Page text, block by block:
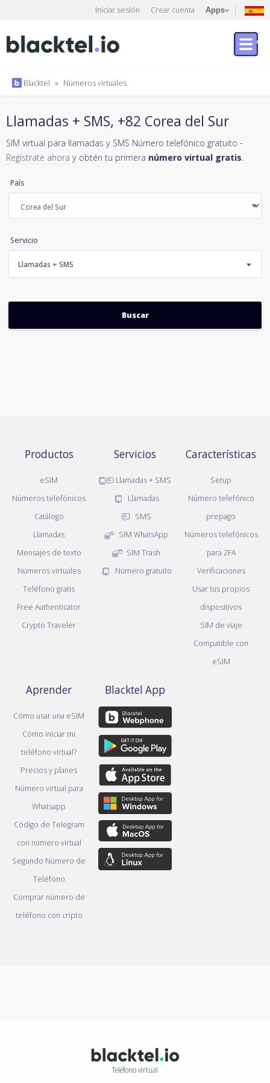
Iniciar sesión Crear cuenta Apps
Blacktel » Números virtuales
Llamadas + SMS, +82 Corea del Sur
SIM virtual para llamadas y SMS Número telefónico gratuito -
Regístrate ahora y obtén tu primera número virtual gratis.
País
Servicio
Llamadas + SMS
Productos
eSIM
Números telefónicos
Catálogo
Llamadas
Mensajes de texto
Números virtuales
Teléfono gratis
Free Authenticator
Crypto Traveler
Servicios
Llamadas + SMS
Llamadas
SMS
SIM WhatsApp
SIM Trash
Número gratuito
Características
Setup
Número telefónico
prepago
Números telefónicos
para 2FA
Verificaciones
Usar tus propios
dispositivos
SIM de viaje
Compatible con
eSIM
Aprender
Cómo usar una eSIM
Cómo iniciar mi
teléfono virtual?
Precios y planes
Número virtual para
Whatsapp
Código de Telegram
con número virtual
Segundo Número de
Teléfono
Comprar número de
teléfono con cripto
Blacktel App
Teléfono virtual